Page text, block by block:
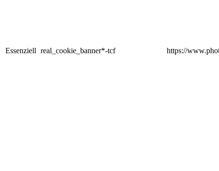
Essenziell real_cookie_banner*-tcf https://